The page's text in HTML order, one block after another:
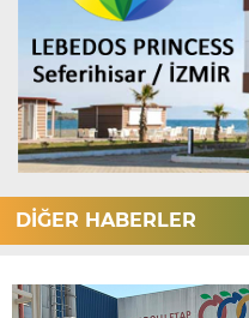
DİĞER HABERLER